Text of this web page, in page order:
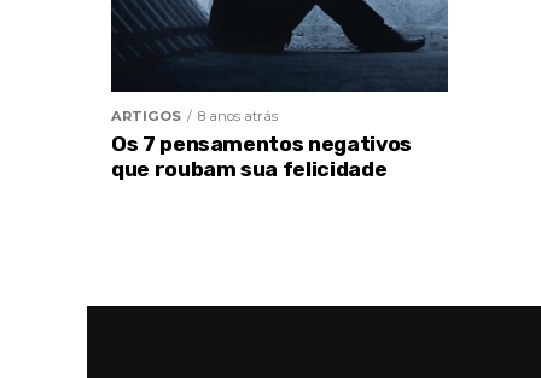
ARTIGOS 8 anos atrás
Os 7 pensamentos negativos
que roubam sua felicidade